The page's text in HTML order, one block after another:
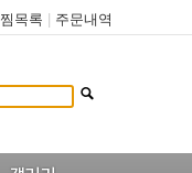
찜목록 주문내역